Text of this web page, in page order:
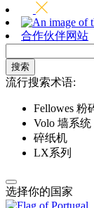
合作伙伴网站
搜索
流行搜索术语:
Fellowes 粉
Volo 墙系统
碎纸机
LX系列
选择你的国家